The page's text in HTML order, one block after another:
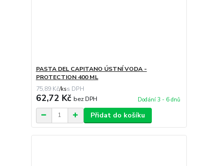
PASTA DEL CAPITANO ÚSTNÍ VODA -
PROTECTION 400 ML
75,89 Kč/ks
62,72 Kč bez DPH Dodání 3 - 6 dnů
Přidat do košíku